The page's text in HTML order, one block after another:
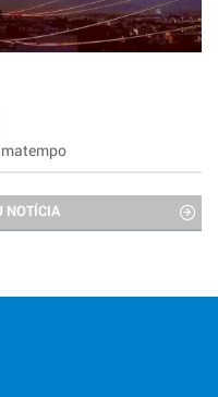
NOTÍCIA